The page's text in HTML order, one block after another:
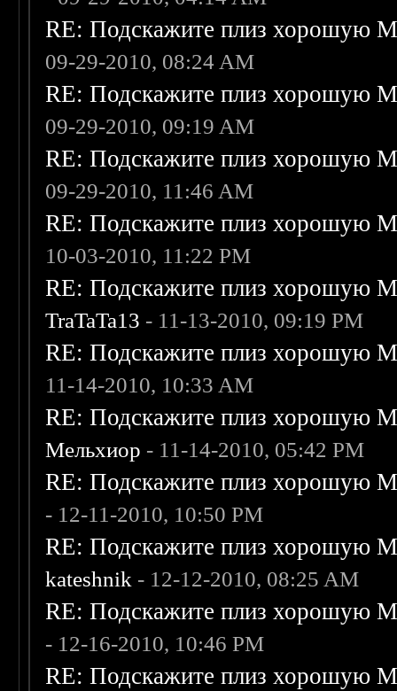
RE: Подскажите плиз хорошую
09-29-2010, 08:24 AM
RE: Подскажите плиз хорошую
09-29-2010, 09:19 AM
RE: Подскажите плиз хорошую
09-29-2010, 11:46 AM
RE: Подскажите плиз хорошую
10-03-2010, 11:22 PM
RE: Подскажите плиз хорошую
TraTaTa13 - 11-13-2010, 09:19 PM
RE: Подскажите плиз хорошую
11-14-2010, 10:33 AM
RE: Подскажите плиз хорошую
Мельхиор - 11-14-2010, 05:42 PM
RE: Подскажите плиз хорошую
- 12-11-2010, 10:50 PM
RE: Подскажите плиз хорошую
kateshnik - 12-12-2010, 08:25 AM
RE: Подскажите плиз хорошую
- 12-16-2010, 10:46 PM
RE: Подскажите плиз хорошую